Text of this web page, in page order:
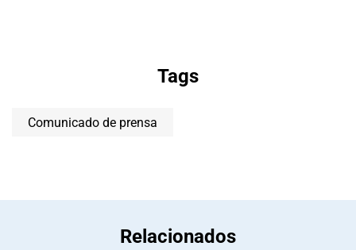
Tags
Comunicado de prensa
Relacionados